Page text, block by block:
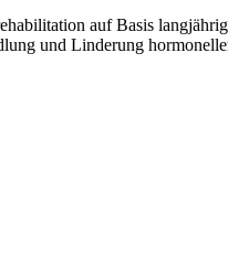
auf Basis
und Linderung